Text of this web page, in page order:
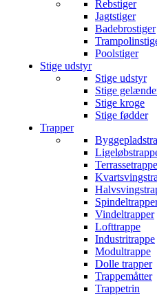
Rebstiger
Jagtstiger
Badebrostiger
Poolstiger
Stige udstyr
Stige udstyr
Stige
Stige kroge
Stige fødder
Trapper
Vindeltrapper
Lofttrappe
Industritrappe
Modultrappe
Dolle trapper
Trappemåtter
Trappetrin